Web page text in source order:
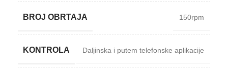
BROJ OBRTAJA 150rpm
KONTROLA Daljinska i putem telefonske aplikacije